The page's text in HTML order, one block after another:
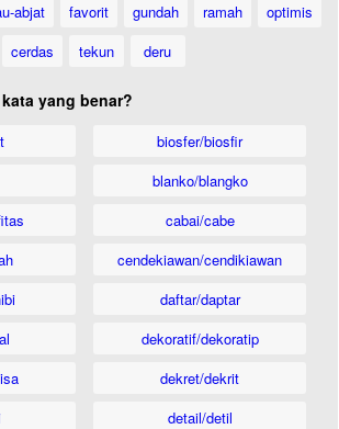
abjat favorit gundah ramah
optimis
cerdas
tekun deru
yang benar?
biosfer/biosfir
blanko/blangko
cabai/cabe
cendekiawan/cendikiawan
daftar/daptar
dekoratif/dekoratip
dekret/dekrit
detail/detil